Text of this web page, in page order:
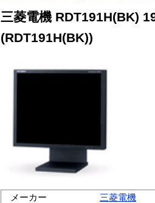
三菱電機 RDT191H(BK)
(RDT191H(BK))
メーカー
三菱電機